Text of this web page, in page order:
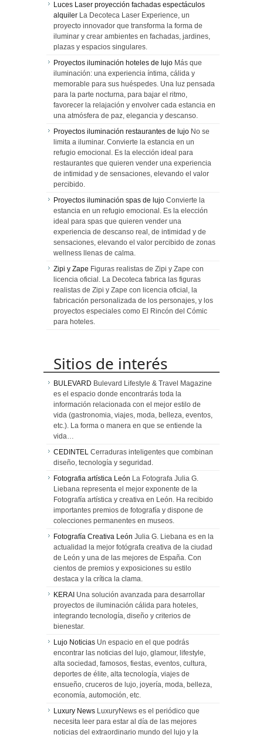
Luces Laser proyección fachadas espectáculos
alquiler La Decoteca Laser Experience, un
proyecto innovador que transforma la forma de
iluminar y crear ambientes en fachadas, jardines,
plazas y espacios singulares.
Proyectos iluminación hoteles de lujo Más que
iluminación: una experiencia íntima, cálida y
memorable para sus huéspedes. Una luz pensada
para la parte nocturna, para bajar el ritmo,
favorecer la relajación y envolver cada estancia en
una atmósfera de paz, elegancia y descanso.
Proyectos iluminación restaurantes de lujo No se
limita a iluminar. Convierte la estancia en un
refugio emocional. Es la elección ideal para
restaurantes que quieren vender una experiencia
de intimidad y de sensaciones, elevando el valor
percibido.
Proyectos iluminación spas de lujo Convierte la
estancia en un refugio emocional. Es la elección
ideal para spas que quieren vender una
experiencia de descanso real, de intimidad y de
sensaciones, elevando el valor percibido de zonas
wellness llenas de calma.
Zipi y Zape Figuras realistas de Zipi y Zape con
licencia oficial. La Decoteca fabrica las figuras
realistas de Zipi y Zape con licencia oficial, la
fabricación personalizada de los personajes, y los
proyectos especiales como El Rincón del Cómic
para hoteles.
Sitios de interés
BULEVARD Bulevard Lifestyle & Travel Magazine
es el espacio donde encontrarás toda la
información relacionada con el mejor estilo de
vida (gastronomia, viajes, moda, belleza, eventos,
etc.). La forma o manera en que se entiende la
vida…
CEDINTEL Cerraduras inteligentes que combinan
diseño, tecnología y seguridad.
Fotografia artística León La Fotografa Julia G.
Liebana representa el mejor exponente de la
Fotografía artística y creativa en León. Ha recibido
importantes premios de fotografía y dispone de
colecciones permanentes en museos.
Fotografía Creativa León Julia G. Liebana es en la
actualidad la mejor fotógrafa creativa de la ciudad
de León y una de las mejores de España. Con
cientos de premios y exposiciones su estilo
destaca y la crítica la clama.
KERAI Una solución avanzada para desarrollar
proyectos de iluminación cálida para hoteles,
integrando tecnología, diseño y criterios de
bienestar.
Lujo Noticias Un espacio en el que podrás
encontrar las noticias del lujo, glamour, lifestyle,
alta sociedad, famosos, fiestas, eventos, cultura,
deportes de élite, alta tecnología, viajes de
ensueño, cruceros de lujo, joyería, moda, belleza,
economía, automoción, etc.
Luxury News LuxuryNews es el periódico que
necesita leer para estar al día de las mejores
noticias del extraordinario mundo del lujo y la